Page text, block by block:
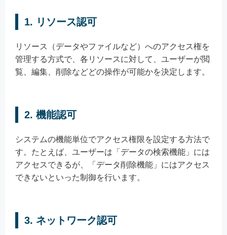
1. リソース認可
リソース（データやファイルなど）へのアクセス権を
管理する方式で、各リソースに対して、ユーザーが閲
覧、編集、削除などどの操作が可能かを決定します。
2. 機能認可
システムの機能単位でアクセス権限を設定する方法で
す。たとえば、ユーザーは「データの検索機能」には
アクセスできるが、「データ削除機能」にはアクセス
できないといった制御を行います。
3. ネットワーク認可